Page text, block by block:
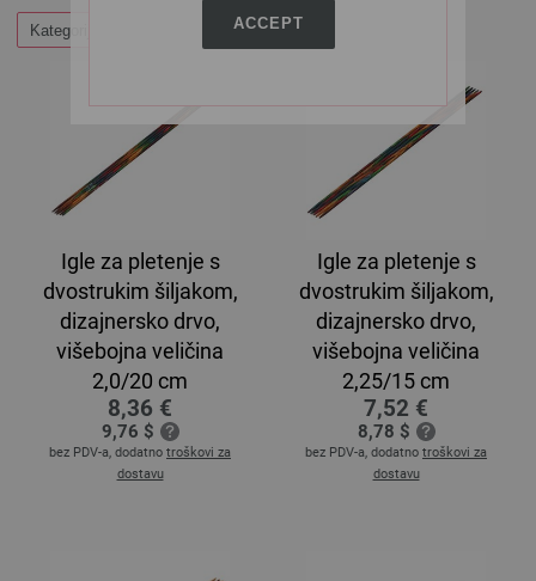
ACCEPT
Kategorije
Igle za pletenje s
dvostrukim šiljakom,
dizajnersko drvo,
višebojna veličina
2,0/20 cm
8,36 €
9,76 $
bez PDV-a, dodatno troškovi za
dostavu
Igle za pletenje s
dvostrukim šiljakom,
dizajnersko drvo,
višebojna veličina
2,25/15 cm
7,52 €
8,78 $
bez PDV-a, dodatno troškovi za
dostavu